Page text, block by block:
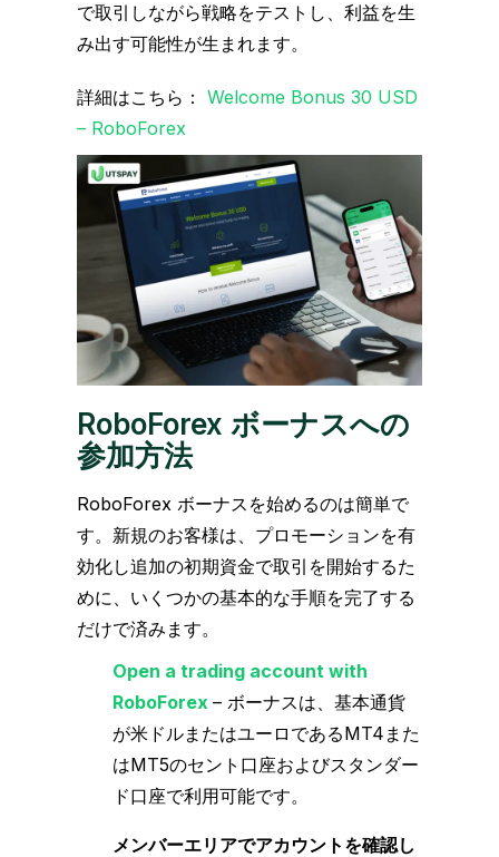
で取引しながら戦略をテストし、利益を生
み出す可能性が生まれます。
詳細はこちら： Welcome Bonus 30 USD
– RoboForex
RoboForex ボーナスへの
参加方法
RoboForex ボーナスを始めるのは簡単で
す。新規のお客様は、プロモーションを有
効化し追加の初期資金で取引を開始するた
めに、いくつかの基本的な手順を完了する
だけで済みます。
Open a trading account with
RoboForex – ボーナスは、基本通貨
が米ドルまたはユーロであるMT4また
はMT5のセント口座およびスタンダー
ド口座で利用可能です。
メンバーエリアでアカウントを確認し